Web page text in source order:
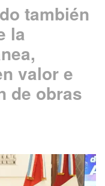
también
la
valor e
de obras